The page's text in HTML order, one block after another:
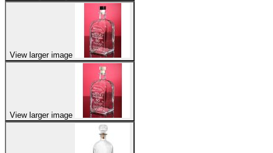
View larger image
View larger image